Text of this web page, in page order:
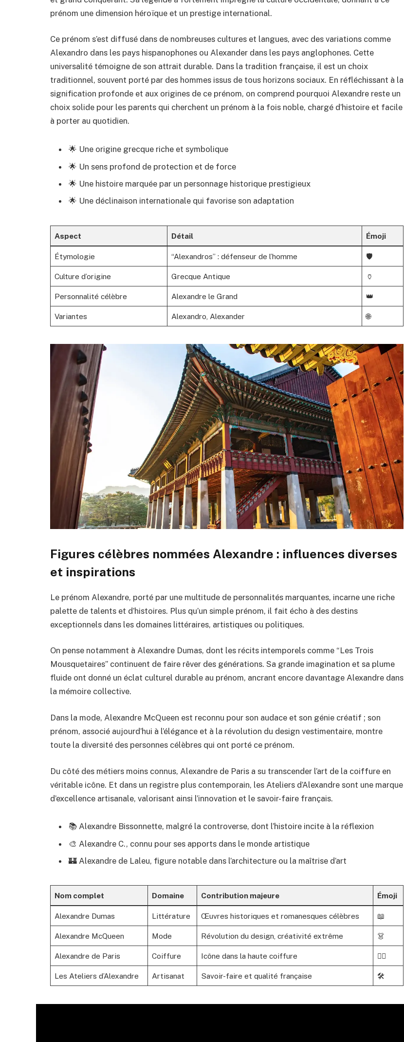
prénom une dimension héroïque et un prestige international.
Ce prénom s’est diffusé dans de nombreuses cultures et langues, avec des variations comme
Alexandro dans les pays hispanophones ou Alexander dans les pays anglophones. Cette
universalité témoigne de son attrait durable. Dans la tradition française, il est un choix
traditionnel, souvent porté par des hommes issus de tous horizons sociaux. En réfléchissant à la
signification profonde et aux origines de ce prénom, on comprend pourquoi Alexandre reste un
choix solide pour les parents qui cherchent un prénom à la fois noble, chargé d’histoire et facile
à porter au quotidien.
🌟 Une origine grecque riche et symbolique
🌟 Un sens profond de protection et de force
🌟 Une histoire marquée par un personnage historique prestigieux
🌟 Une déclinaison internationale qui favorise son adaptation
Aspect Détail Émoji
Étymologie “Alexandros” : défenseur de l’homme 🛡️
Culture d’origine Grecque Antique 🏺
Personnalité célèbre Alexandre le Grand 👑
Variantes Alexandro, Alexander 🌐
Figures célèbres nommées Alexandre : influences diverses
et inspirations
Le prénom Alexandre, porté par une multitude de personnalités marquantes, incarne une riche
palette de talents et d’histoires. Plus qu’un simple prénom, il fait écho à des destins
exceptionnels dans les domaines littéraires, artistiques ou politiques.
On pense notamment à Alexandre Dumas, dont les récits intemporels comme “Les Trois
Mousquetaires” continuent de faire rêver des générations. Sa grande imagination et sa plume
fluide ont donné un éclat culturel durable au prénom, ancrant encore davantage Alexandre dans
la mémoire collective.
Dans la mode, Alexandre McQueen est reconnu pour son audace et son génie créatif ; son
prénom, associé aujourd’hui à l’élégance et à la révolution du design vestimentaire, montre
toute la diversité des personnes célèbres qui ont porté ce prénom.
Du côté des métiers moins connus, Alexandre de Paris a su transcender l’art de la coiffure en
véritable icône. Et dans un registre plus contemporain, les Ateliers d’Alexandre sont une marque
d’excellence artisanale, valorisant ainsi l’innovation et le savoir-faire français.
📚 Alexandre Bissonnette, malgré la controverse, dont l’histoire incite à la réflexion
🎨 Alexandre C., connu pour ses apports dans le monde artistique
🏰 Alexandre de Laleu, figure notable dans l’architecture ou la maîtrise d’art
Nom complet Domaine Contribution majeure Émoji
Alexandre Dumas Littérature Œuvres historiques et romanesques célèbres 📖
Alexandre McQueen Mode Révolution du design, créativité extrême 👗
Alexandre de Paris Coiffure Icône dans la haute coiffure 💇‍♂️
Les Ateliers d’Alexandre Artisanat Savoir-faire et qualité française 🛠️